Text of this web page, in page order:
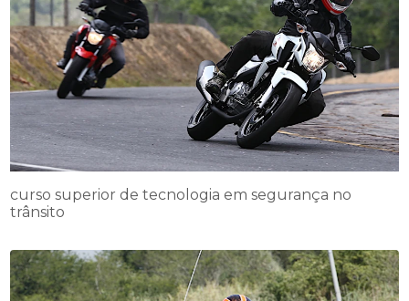
curso superior de tecnologia em segurança no
trânsito